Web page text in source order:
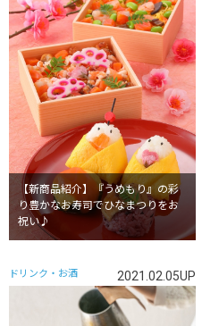
【新商品紹介】『うめもり』の彩
り豊かなお寿司でひなまつりをお
祝い♪
ドリンク・お酒 2021.02.05UP